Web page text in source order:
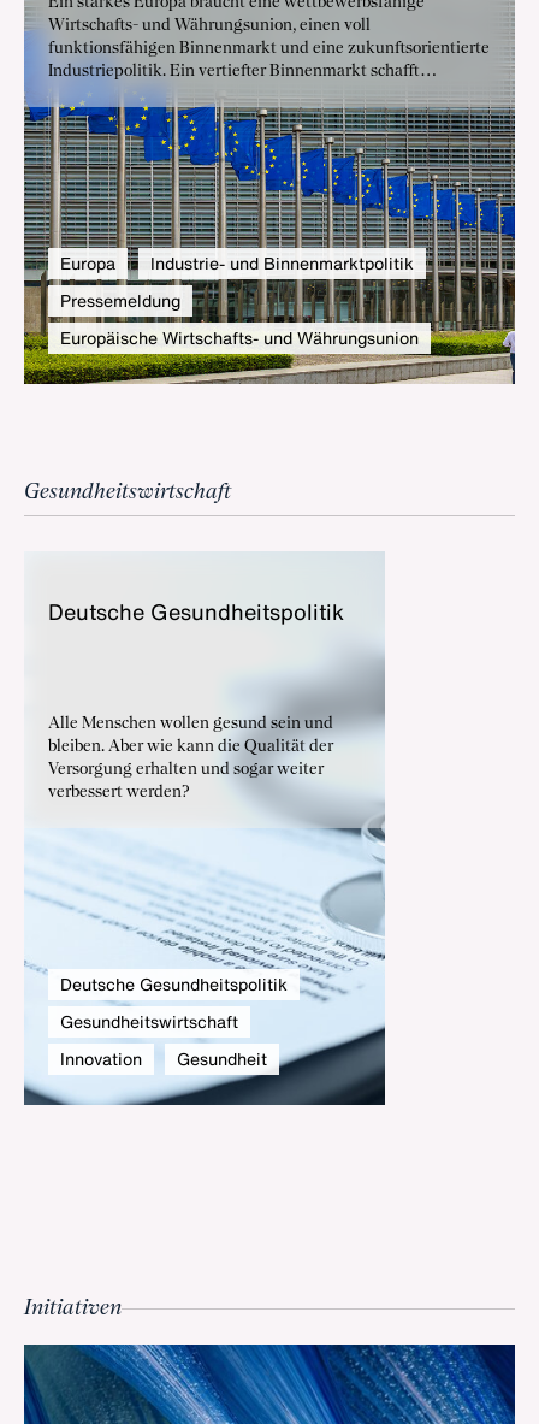
Wirtschafts- und Währungsunion, einen voll
funktionsfähigen Binnenmarkt und eine zukunftsorientierte
Industriepolitik. Ein vertiefter Binnenmarkt schafft
Skaleneffekte, Innovationskraft und robuste
Wertschöpfungsketten – gerade in Zeiten globaler
Umbrüche. So trägt eine integrierte europäische
Wirtschaftspolitik entscheidend dazu bei, Europas
Wohlstand und strategische Unabhängigkeit zu sichern.
Europa
Industrie- und Binnenmarktpolitik
Pressemeldung
Europäische Wirtschafts- und Währungsunion
Gesundheitswirtschaft
Deut­sche Ge­sund­heits­po­li­tik
Alle Menschen wollen gesund sein und
bleiben. Aber wie kann die Qualität der
Versorgung erhalten und sogar weiter
verbessert werden?
Deutsche Gesundheitspolitik
Gesundheitswirtschaft
Innovation
Gesundheit
Initiativen